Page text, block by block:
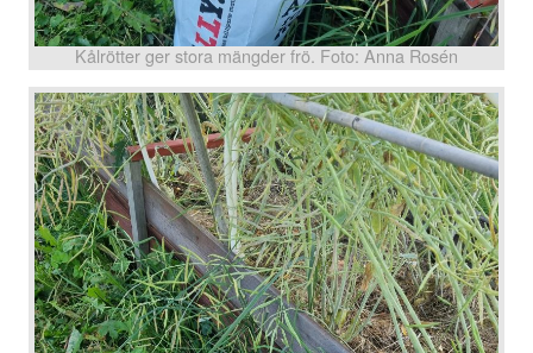
Kålrötter ger stora mängder frö. Foto: Anna Rosén